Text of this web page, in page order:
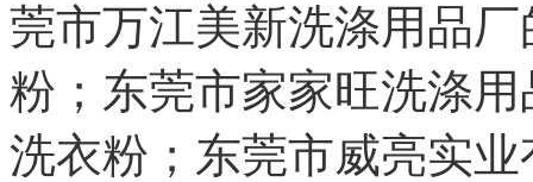
莞市万江美新洗涤用品
粉；东莞市家家旺洗涤
洗衣粉；东莞市威亮实